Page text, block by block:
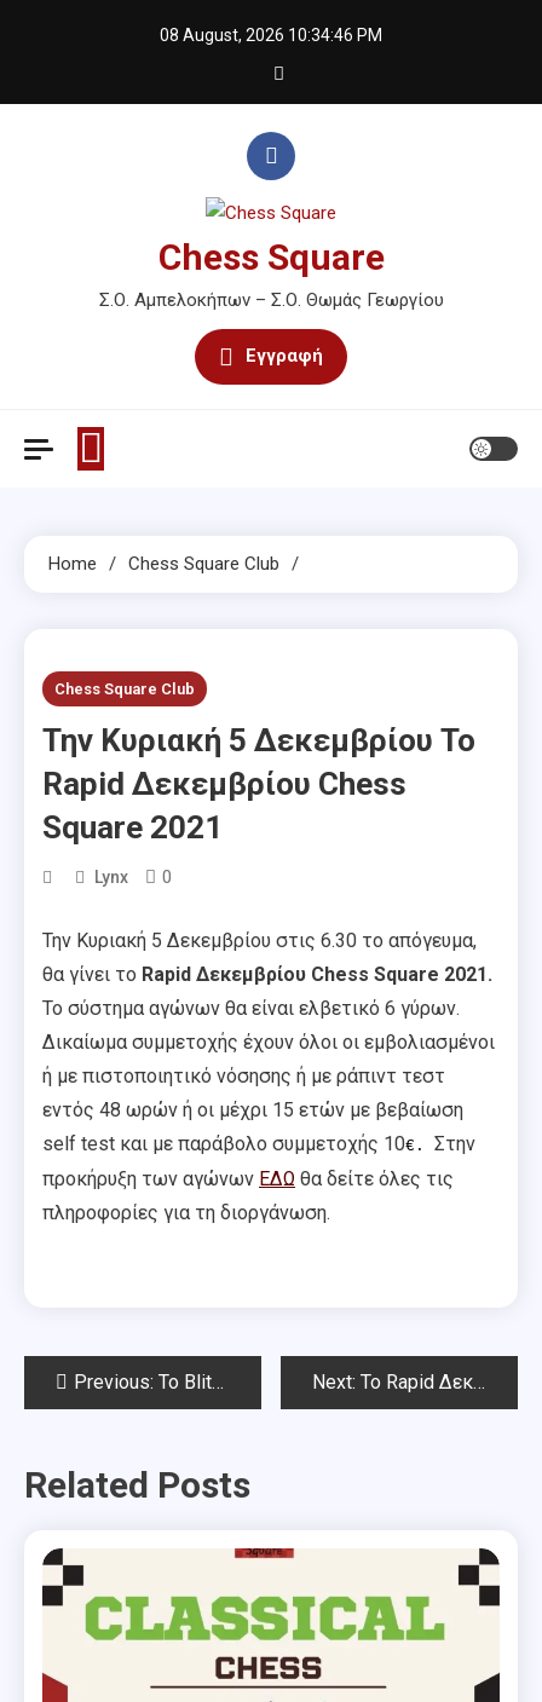
08 August, 2026 10:34:46 PM
Chess Square
Σ.Ο. Αμπελοκήπων – Σ.Ο. Θωμάς Γεωργίου
Εγγραφή
Home Chess Square Club
Chess Square Club
Την Κυριακή 5 Δεκεμβρίου Το
Rapid Δεκεμβρίου Chess
Square 2021
Lynx 0
Την Κυριακή 5 Δεκεμβρίου στις 6.30 το απόγευμα,
θα γίνει το Rapid Δεκεμβρίου Chess Square 2021.
Το σύστημα αγώνων θα είναι ελβετικό 6 γύρων.
Δικαίωμα συμμετοχής έχουν όλοι οι εμβολιασμένοι
ή με πιστοποιητικό νόσησης ή με ράπιντ τεστ
εντός 48 ωρών ή οι μέχρι 15 ετών με βεβαίωση
self test και με παράβολο συμμετοχής 10€. Στην
προκήρυξη των αγώνων ΕΔΩ θα δείτε όλες τις
πληροφορίες για τη διοργάνωση.
PostPrevious: To Blitz Νοεμβρίου Chess Square 2021 Next: To Rapid Δεκεμβρίου 2021
Related Posts